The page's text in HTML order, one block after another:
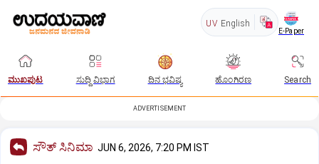
UV English
E-Paper
ಮುಖಪುಟ ಸುದ್ದಿ ವಿಭಾಗ ದಿನ ಭವಿಷ್ಯ ಹೊಂಗಿರಣ Search
ADVERTISEMENT
ಸೌತ್‌ ಸಿನಿಮಾ JUN 6, 2026, 7:20 PM IST